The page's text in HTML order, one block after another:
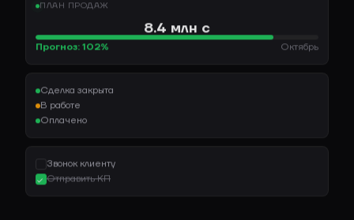
ПЛАН ПРОДАЖ
8.4 млн с
Прогноз: 102% Октябрь
Сделка закрыта
В работе
Оплачено
Звонок клиенту
Отправить КП